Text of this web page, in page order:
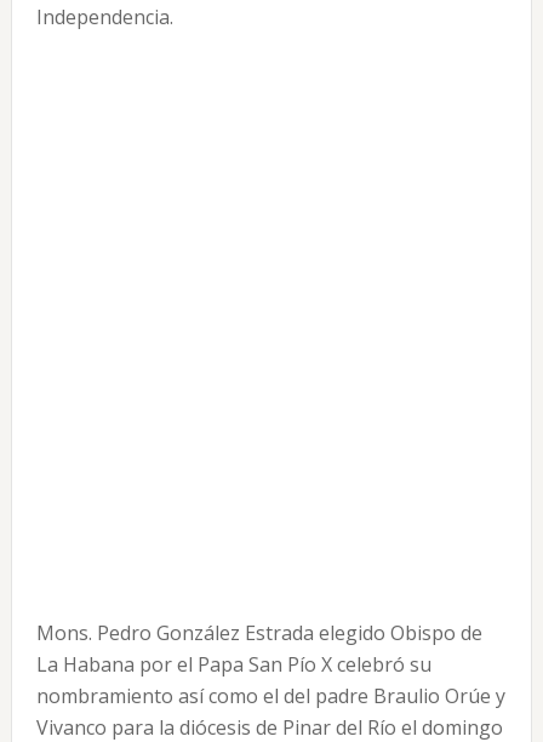
Independencia.
Mons. Pedro González Estrada elegido Obispo de
La Habana por el Papa San Pío X celebró su
nombramiento así como el del padre Braulio Orúe y
Vivanco para la diócesis de Pinar del Río el domingo